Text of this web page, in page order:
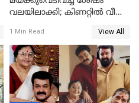
വലയിലാക്കി; കിണറ്റിൽ വീണ
1 Min Read View All